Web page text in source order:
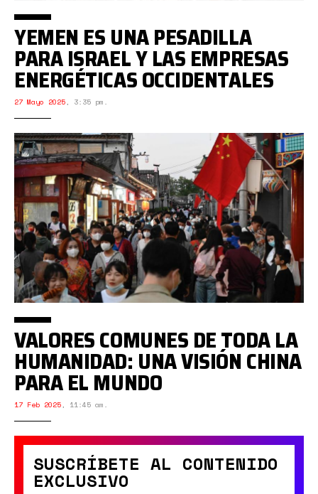
YEMEN ES UNA PESADILLA
PARA ISRAEL Y LAS EMPRESAS
ENERGÉTICAS OCCIDENTALES
27 Mayo 2025, 3:35 pm.
SUSCRÍBETE AL CONTENIDO
EXCLUSIVO
VALORES COMUNES DE TODA LA
HUMANIDAD: UNA VISIÓN CHINA
PARA EL MUNDO
17 Feb 2025, 11:45 am.